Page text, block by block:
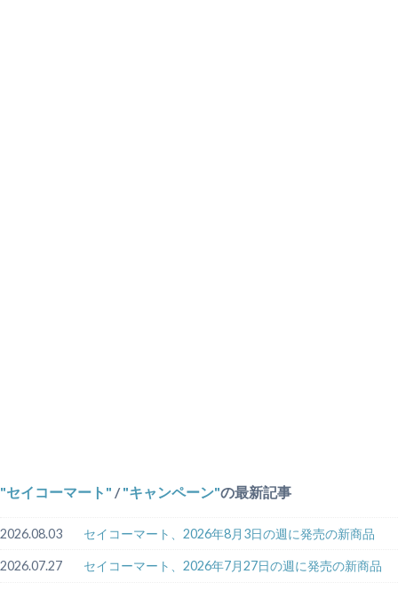
セイコーマート / キャンペーン の最新記事
2026.08.03 セイコーマート、2026年8月3日の週に発売の新商品
2026.07.27 セイコーマート、2026年7月27日の週に発売の新商品